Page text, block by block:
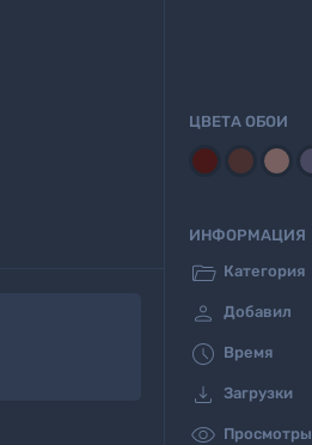
ЦВЕТА ОБОИ
ИНФОРМАЦИЯ
 Категория
 Добавил
 Время
 Загрузки
 Просмотры